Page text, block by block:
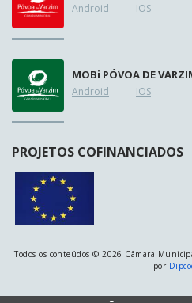
Android IOS
MOBi PÓVOA DE
Android IOS
PROJETOS COFINANCIADOS
Todos os conteúdos © 2026 Câmara
por